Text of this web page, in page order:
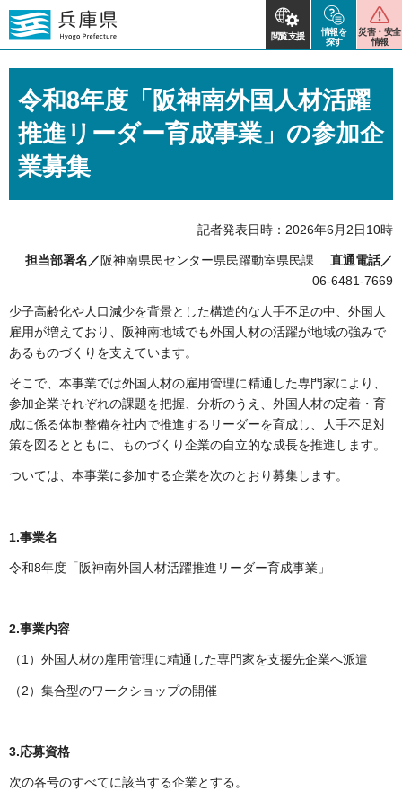
閲覧支援
情報を
探す
災害・安全
情報
令和8年度「阪神南外国人材活躍
推進リーダー育成事業」の参加企
業募集
記者発表日時：2026年6月2日10時
担当部署名／阪神南県民センター県民躍動室県民課 直通電話／
06-6481-7669
少子高齢化や人口減少を背景とした構造的な人手不足の中、外国人
雇用が増えており、阪神南地域でも外国人材の活躍が地域の強みで
あるものづくりを支えています。
そこで、本事業では外国人材の雇用管理に精通した専門家により、
参加企業それぞれの課題を把握、分析のうえ、外国人材の定着・育
成に係る体制整備を社内で推進するリーダーを育成し、人手不足対
策を図るとともに、ものづくり企業の自立的な成長を推進します。
ついては、本事業に参加する企業を次のとおり募集します。
1.事業名
令和8年度「阪神南外国人材活躍推進リーダー育成事業」
2.事業内容
（1）外国人材の雇用管理に精通した専門家を支援先企業へ派遣
（2）集合型のワークショップの開催
3.応募資格
次の各号のすべてに該当する企業とする。